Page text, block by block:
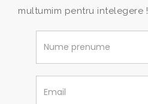
multumim pentru intelegere !